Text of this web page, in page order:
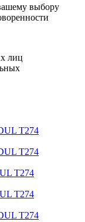
выбору
лиц
T274
T274
T274
T274
T274